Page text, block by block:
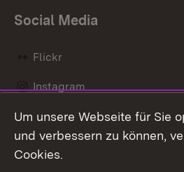
Social Media
Flickr
Instagram
Social Wall
Um unsere Webseite für Sie
und verbessern zu können,
Cookies.